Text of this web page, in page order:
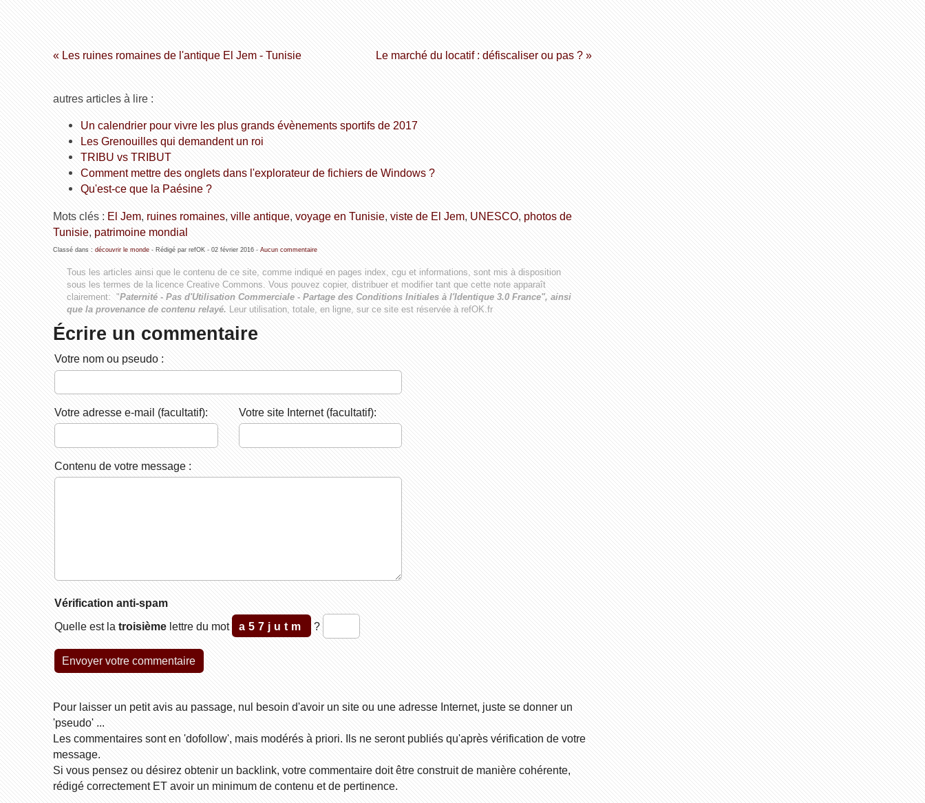
« Les ruines romaines de l'antique El Jem - Tunisie Le marché du locatif : défiscaliser ou pas ? »
autres articles à lire :
Un calendrier pour vivre les plus grands évènements sportifs de 2017
Les Grenouilles qui demandent un roi
TRIBU vs TRIBUT
Comment mettre des onglets dans l'explorateur de fichiers de Windows ?
Qu'est-ce que la Paésine ?
Mots clés : El Jem, ruines romaines, ville antique, voyage en Tunisie, viste de El Jem, UNESCO, photos de
Tunisie, patrimoine mondial
Classé dans : découvrir le monde- Rédigé par refOK - 02 février 2016- Aucun commentaire
Tous les articles ainsi que le contenu de ce site, comme indiqué en pages index, cgu et informations, sont mis à disposition
sous les termes de la licence Creative Commons . Vous pouvez copier, distribuer et modifier tant que cette note apparaît
clairement: "Paternité - Pas d'Utilisation Commerciale - Partage des Conditions Initiales à l'Identique 3.0 France", ainsi
que la provenance de contenu relayé.
Leur utilisation, totale, en ligne, sur ce site est réservée à refOK.fr
Écrire un commentaire
Votre nom ou pseudo :
Votre adresse e-mail (facultatif): Votre site Internet (facultatif):
Contenu de votre message :
Vérification anti-spam
Quelle est la troisièmelettre du mot a57jutm ?
Pour laisser un petit avis au passage, nul besoin d'avoir un site ou une adresse Internet, juste se donner un
'pseudo' ...
Les commentaires sont en 'dofollow', mais modérés à priori. Ils ne seront publiés qu'après vérification de votre
message.
Si vous pensez ou désirez obtenir un backlink, votre commentaire doit être construit de manière cohérente,
rédigé correctement ET avoir un minimum de contenu et de pertinence.